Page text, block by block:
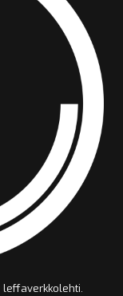
leffaverkkolehti.